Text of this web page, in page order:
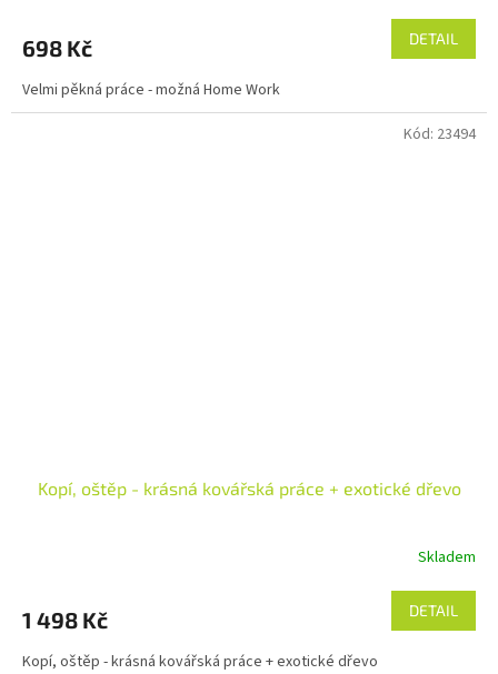
698 Kč DETAIL
Velmi pěkná práce - možná Home Work
Kopí, oštěp - krásná kovářská práce + exotické dřevo
Skladem
1 498 Kč DETAIL
Kopí, oštěp - krásná kovářská práce + exotické dřevo
Kód: 23494